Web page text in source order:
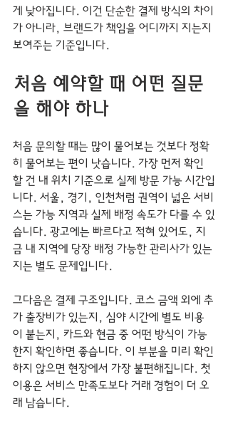
게 낮아집니다. 이건 단순한 결제 방식의 차이
가 아니라, 브랜드가 책임을 어디까지 지는지
보여주는 기준입니다.
처음 예약할 때 어떤 질문
을 해야 하나
처음 문의할 때는 많이 물어보는 것보다 정확
히 물어보는 편이 낫습니다. 가장 먼저 확인
할 건 내 위치 기준으로 실제 방문 가능 시간입
니다. 서울, 경기, 인천처럼 권역이 넓은 서비
스는 가능 지역과 실제 배정 속도가 다를 수 있
습니다. 광고에는 빠르다고 적혀 있어도, 지
금 내 지역에 당장 배정 가능한 관리사가 있는
지는 별도 문제입니다.
그다음은 결제 구조입니다. 코스 금액 외에 추
가 출장비가 있는지, 심야 시간에 별도 비용
이 붙는지, 카드와 현금 중 어떤 방식이 가능
한지 확인하면 좋습니다. 이 부분을 미리 확인
하지 않으면 현장에서 가장 불편해집니다. 첫
이용은 서비스 만족도보다 거래 경험이 더 오
래 남습니다.